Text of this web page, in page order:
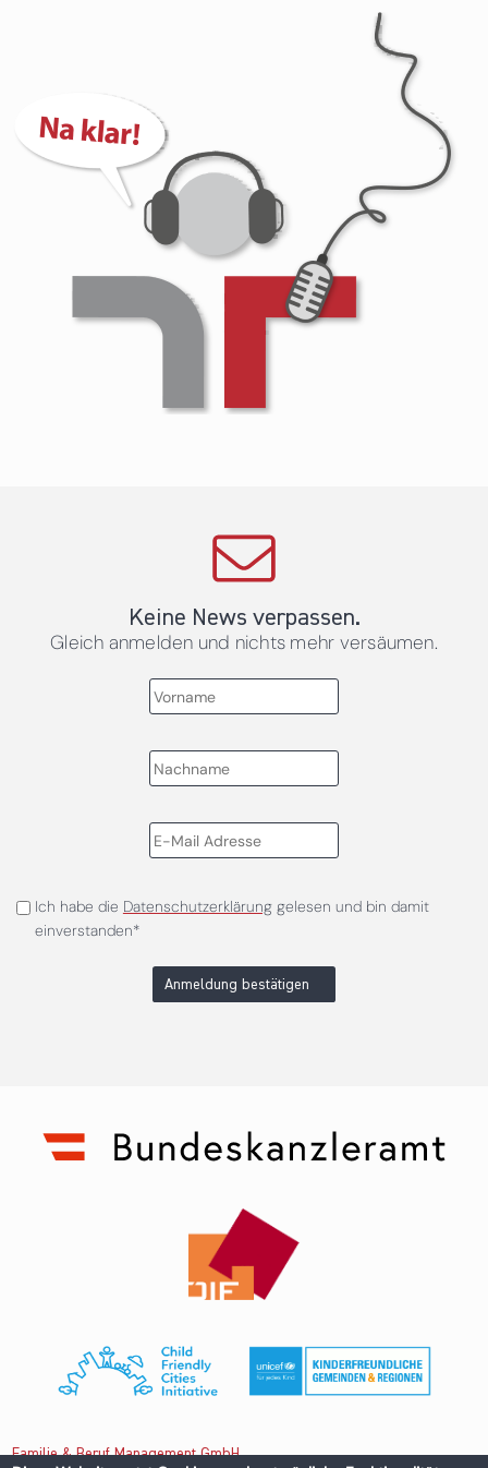
Keine News verpassen.
Gleich anmelden und nichts mehr versäumen.
Ich habe die Datenschutzerklärunggelesen und bin damit
einverstanden*
Anmeldung bestätigen
Familie & Beruf Management GmbH